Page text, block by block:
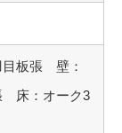
目板張 壁：
床：オーク3